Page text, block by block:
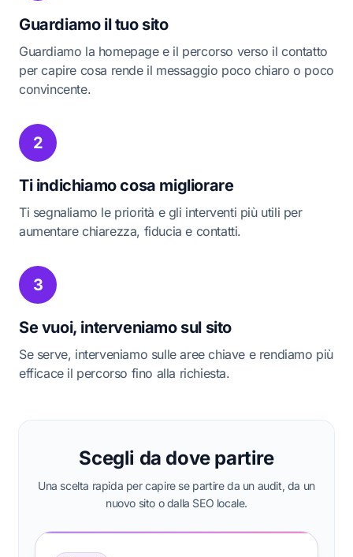
Guardiamo il tuo sito
Guardiamo la homepage e il percorso verso il contatto
per capire cosa rende il messaggio poco chiaro o poco
convincente.
2
Ti indichiamo cosa migliorare
Ti segnaliamo le priorità e gli interventi più utili per
aumentare chiarezza, fiducia e contatti.
3
Se vuoi, interveniamo sul sito
Se serve, interveniamo sulle aree chiave e rendiamo più
efficace il percorso fino alla richiesta.
Scegli da dove partire
Una scelta rapida per capire se partire da un audit, da un
nuovo sito o dalla SEO locale.